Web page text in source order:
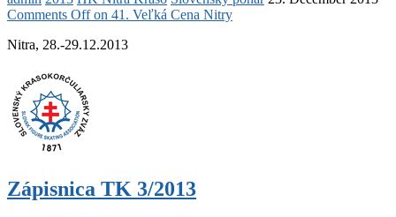
Comments Offon 41. Veľká Cena Nitry
Nitra, 28.-29.12.2013
Zápisnica TK 3/2013